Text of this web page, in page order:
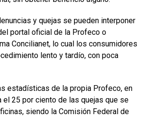
y quejas se pueden interponer
portal oficial de la Profeco o
Concilianet, lo cual los consumidores
lento y tardío, con poca
estadísticas de la propia Profeco, en
el 25 por ciento de las quejas que se
siendo la Comisión Federal de